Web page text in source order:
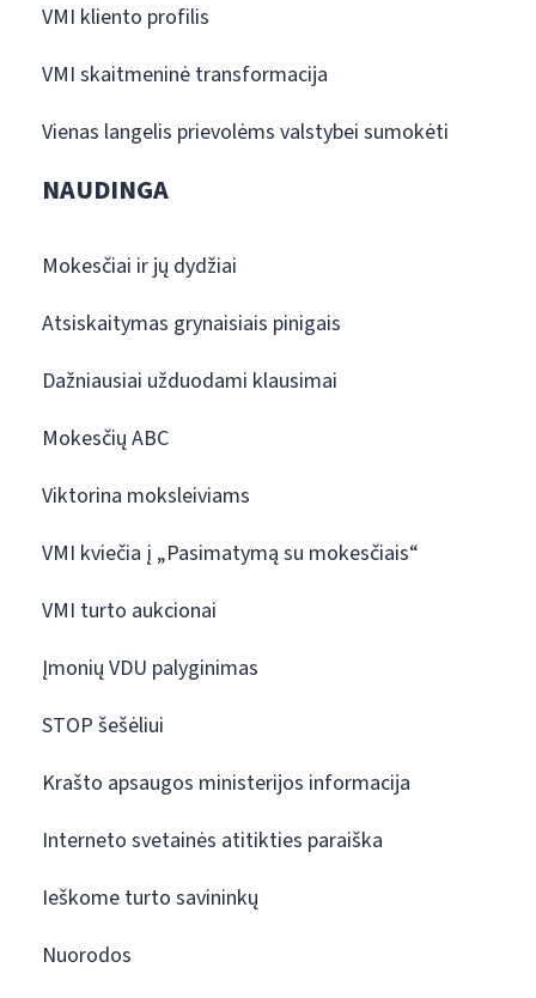
VMI kliento profilis
VMI skaitmeninė transformacija
Vienas langelis prievolėms valstybei sumokėti
NAUDINGA
Mokesčiai ir jų dydžiai
Atsiskaitymas grynaisiais pinigais
Dažniausiai užduodami klausimai
Mokesčių ABC
Viktorina moksleiviams
VMI kviečia į „Pasimatymą su mokesčiais“
VMI turto aukcionai
Įmonių VDU palyginimas
STOP šešėliui
Krašto apsaugos ministerijos informacija
Interneto svetainės atitikties paraiška
Ieškome turto savininkų
Nuorodos